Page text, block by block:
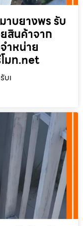
าบยางพร รับ
สินค้าจาก
ำหน่าย
มท.net
บเ